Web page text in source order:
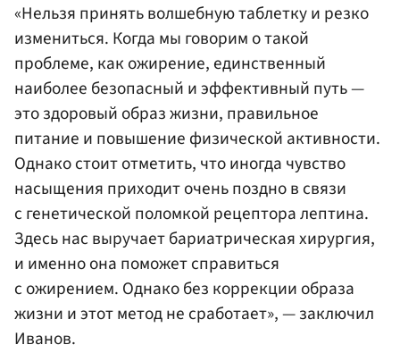
«Нельзя принять волшебную таблетку и резко
измениться. Когда мы говорим о такой
проблеме, как ожирение, единственный
наиболее безопасный и эффективный путь —
это здоровый образ жизни, правильное
питание и повышение физической активности.
Однако стоит отметить, что иногда чувство
насыщения приходит очень поздно в связи
с генетической поломкой рецептора лептина.
Здесь нас выручает бариатрическая хирургия,
и именно она поможет справиться
с ожирением. Однако без коррекции образа
жизни и этот метод не сработает», — заключил
Иванов.